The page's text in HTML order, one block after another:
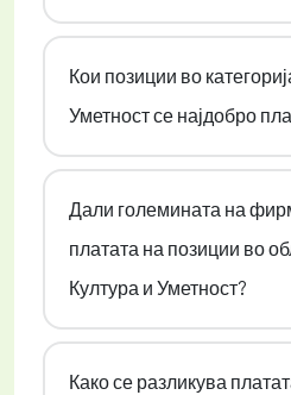
Кои позиции во
Уметност се најдобро
Дали големината на
платата на позиции во
Култура и Уметност?
Како се разликува